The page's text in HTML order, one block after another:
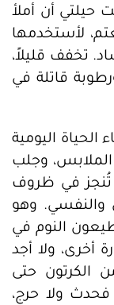
حيلتي أن أملأ
لأستخدمها
تخفف قليلاً،
قاتلة في
الحياة اليومية
الملابس، وجلب
تُنجز في ظروف
والنفسي. وهو
النوم في
أخرى، ولا أجد
الكرتون حتى
ولا حرج،